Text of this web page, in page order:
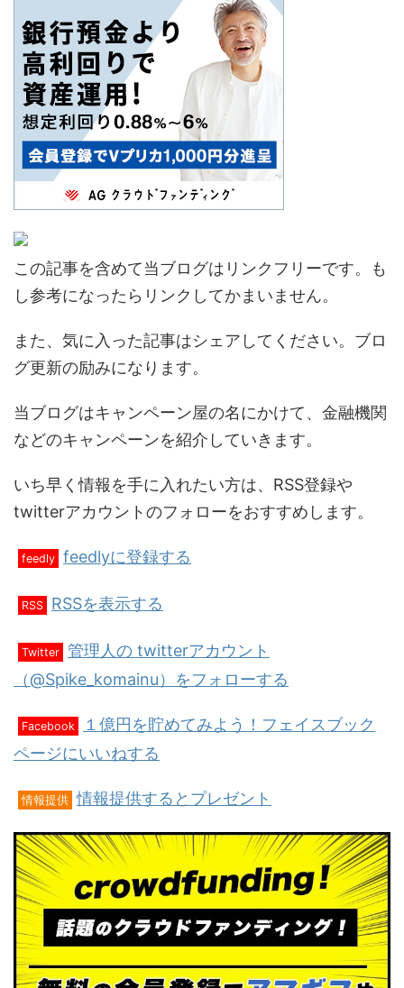
この記事を含めて当ブログはリンクフリーです。も
し参考になったらリンクしてかまいません。
また、気に入った記事はシェアしてください。ブロ
グ更新の励みになります。
当ブログはキャンペーン屋の名にかけて、金融機関
などのキャンペーンを紹介していきます。
いち早く情報を手に入れたい方は、RSS登録や
twitterアカウントのフォローをおすすめします。
feedly feedlyに登録する
RSS RSSを表示する
Twitter 管理人の twitterアカウント
（@Spike_komainu）をフォローする
Facebook
１億円を貯めてみよう！フェイスブック
ページにいいねする
情報提供 情報提供するとプレゼント